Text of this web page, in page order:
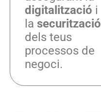
digitalització i
la securització
dels teus
processos de
negoci.